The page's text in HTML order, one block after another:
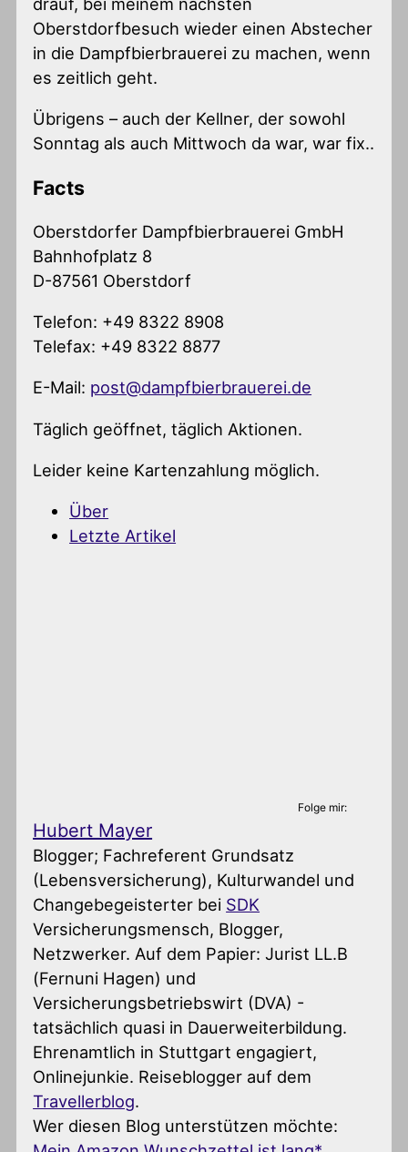
Oberstdorfbesuch wieder einen Abstecher
in die Dampfbierbrauerei zu machen, wenn
es zeitlich geht.
Übrigens – auch der Kellner, der sowohl
Sonntag als auch Mittwoch da war, war fix..
Facts
Oberstdorfer Dampfbierbrauerei GmbH
Bahnhofplatz 8
D-87561 Oberstdorf
Telefon: +49 8322 8908
Telefax: +49 8322 8877
E-Mail: post@dampfbierbrauerei.de
Täglich geöffnet, täglich Aktionen.
Leider keine Kartenzahlung möglich.
Über
Letzte Artikel
Folge mir:
Hubert Mayer
Blogger; Fachreferent Grundsatz
(Lebensversicherung), Kulturwandel und
Changebegeisterter bei SDK
Versicherungsmensch, Blogger,
Netzwerker. Auf dem Papier: Jurist LL.B
(Fernuni Hagen) und
Versicherungsbetriebswirt (DVA) -
tatsächlich quasi in Dauerweiterbildung.
Ehrenamtlich in Stuttgart engagiert,
Onlinejunkie. Reiseblogger auf dem
Travellerblog.
Wer diesen Blog unterstützen möchte: